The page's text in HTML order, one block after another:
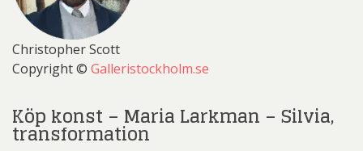
Christopher Scott
Copyright © Galleristockholm.se
Köp konst – Maria Larkman – Silvia,
transformation